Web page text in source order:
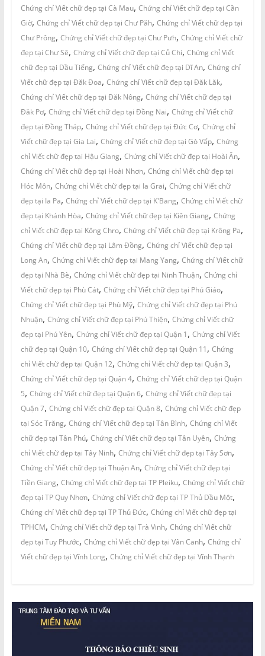
Chứng chỉ Viết chữ đẹp tại Cà Mau, Chứng chỉ Viết chữ đẹp tại Cần
Giờ, Chứng chỉ Viết chữ đẹp tại Chư Păh, Chứng chỉ Viết chữ đẹp tại
Chư Prông, Chứng chỉ Viết chữ đẹp tại Chư Pưh, Chứng chỉ Viết chữ
đẹp tại Chư Sê, Chứng chỉ Viết chữ đẹp tại Củ Chi, Chứng chỉ Viết
chữ đẹp tại Dầu Tiếng, Chứng chỉ Viết chữ đẹp tại Dĩ An, Chứng chỉ
Viết chữ đẹp tại Đăk Đoa, Chứng chỉ Viết chữ đẹp tại Đăk Lăk,
Chứng chỉ Viết chữ đẹp tại Đăk Nông, Chứng chỉ Viết chữ đẹp tại
Đăk Pơ, Chứng chỉ Viết chữ đẹp tại Đồng Nai, Chứng chỉ Viết chữ
đẹp tại Đồng Tháp, Chứng chỉ Viết chữ đẹp tại Đức Cơ, Chứng chỉ
Viết chữ đẹp tại Gia Lai, Chứng chỉ Viết chữ đẹp tại Gò Vấp, Chứng
chỉ Viết chữ đẹp tại Hậu Giang, Chứng chỉ Viết chữ đẹp tại Hoài Ân,
Chứng chỉ Viết chữ đẹp tại Hoài Nhơn, Chứng chỉ Viết chữ đẹp tại
Hóc Môn, Chứng chỉ Viết chữ đẹp tại Ia Grai, Chứng chỉ Viết chữ
đẹp tại Ia Pa, Chứng chỉ Viết chữ đẹp tại K'Bang, Chứng chỉ Viết chữ
đẹp tại Khánh Hòa, Chứng chỉ Viết chữ đẹp tại Kiên Giang, Chứng
chỉ Viết chữ đẹp tại Kông Chro, Chứng chỉ Viết chữ đẹp tại Krông Pa,
Chứng chỉ Viết chữ đẹp tại Lâm Đồng, Chứng chỉ Viết chữ đẹp tại
Long An, Chứng chỉ Viết chữ đẹp tại Mang Yang, Chứng chỉ Viết chữ
đẹp tại Nhà Bè, Chứng chỉ Viết chữ đẹp tại Ninh Thuận, Chứng chỉ
Viết chữ đẹp tại Phù Cát, Chứng chỉ Viết chữ đẹp tại Phú Giáo,
Chứng chỉ Viết chữ đẹp tại Phù Mỹ, Chứng chỉ Viết chữ đẹp tại Phú
Nhuận, Chứng chỉ Viết chữ đẹp tại Phú Thiện, Chứng chỉ Viết chữ
đẹp tại Phú Yên, Chứng chỉ Viết chữ đẹp tại Quận 1, Chứng chỉ Viết
chữ đẹp tại Quận 10, Chứng chỉ Viết chữ đẹp tại Quận 11, Chứng
chỉ Viết chữ đẹp tại Quận 12, Chứng chỉ Viết chữ đẹp tại Quận 3,
Chứng chỉ Viết chữ đẹp tại Quận 4, Chứng chỉ Viết chữ đẹp tại Quận
5, Chứng chỉ Viết chữ đẹp tại Quận 6, Chứng chỉ Viết chữ đẹp tại
Quận 7, Chứng chỉ Viết chữ đẹp tại Quận 8, Chứng chỉ Viết chữ đẹp
tại Sóc Trăng, Chứng chỉ Viết chữ đẹp tại Tân Bình, Chứng chỉ Viết
chữ đẹp tại Tân Phú, Chứng chỉ Viết chữ đẹp tại Tân Uyên, Chứng
chỉ Viết chữ đẹp tại Tây Ninh, Chứng chỉ Viết chữ đẹp tại Tây Sơn,
Chứng chỉ Viết chữ đẹp tại Thuận An, Chứng chỉ Viết chữ đẹp tại
Tiền Giang, Chứng chỉ Viết chữ đẹp tại TP Pleiku, Chứng chỉ Viết chữ
đẹp tại TP Quy Nhơn, Chứng chỉ Viết chữ đẹp tại TP Thủ Dầu Một,
Chứng chỉ Viết chữ đẹp tại TP Thủ Đức, Chứng chỉ Viết chữ đẹp tại
TPHCM, Chứng chỉ Viết chữ đẹp tại Trà Vinh, Chứng chỉ Viết chữ
đẹp tại Tuy Phước, Chứng chỉ Viết chữ đẹp tại Vân Canh, Chứng chỉ
Viết chữ đẹp tại Vĩnh Long, Chứng chỉ Viết chữ đẹp tại Vĩnh Thạnh